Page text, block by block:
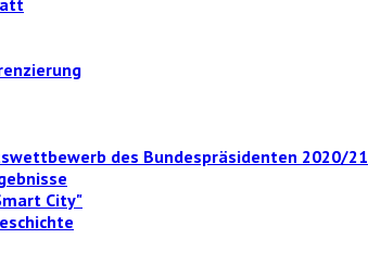
des Bundespräsidenten 2020/21
City"